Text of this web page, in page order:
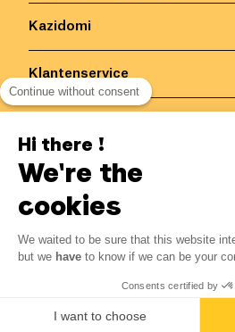
2.63€ 2.23€ -15% ?
Bespaar 0.40 € met K+
Laat mij
Kazidomi
Klantenservice
België/ NL
Alle rechten voorbehouden
Continue without consent
Hi there !
We're the
cookies
We waited to be sure that this website
but we have to know if we can be your
Consents certified by
I want to choose